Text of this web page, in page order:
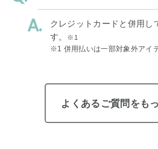
クレジットカードと併用し
す。
※1
※1 併用払いは一部対象外アイ
よくあるご質問をも